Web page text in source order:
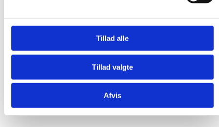
Tillad alle
Tillad valgte
Afvis